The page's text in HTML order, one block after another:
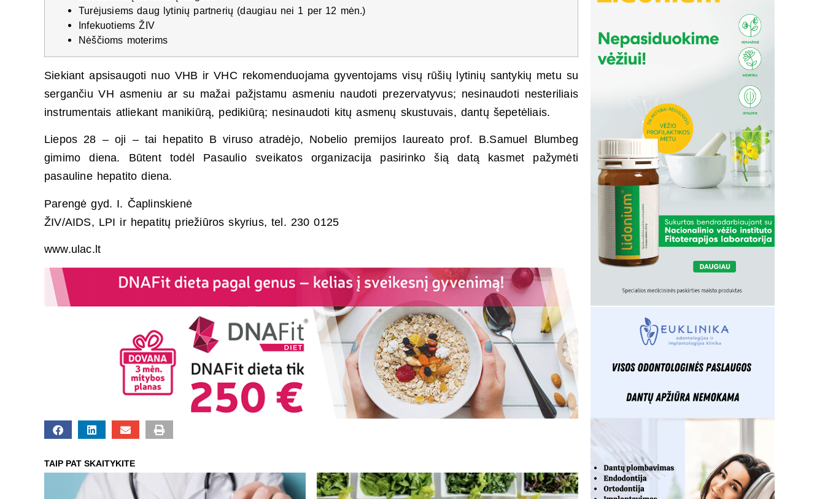
Turėjusiems daug lytinių partnerių (daugiau nei 1 per 12 mėn.)
Infekuotiems ŽIV
Nėščioms moterims
Siekiant apsisaugoti nuo VHB ir VHC rekomenduojama gyventojams visų rūšių lytinių santykių metu su
sergančiu VH asmeniu ar su mažai pažįstamu asmeniu naudoti prezervatyvus; nesinaudoti nesteriliais
instrumentais atliekant manikiūrą, pedikiūrą; nesinaudoti kitų asmenų skustuvais, dantų šepetėliais.
Liepos 28 – oji – tai hepatito B viruso atradėjo, Nobelio premijos laureato prof. B.Samuel Blumbeg
gimimo diena. Būtent todėl Pasaulio sveikatos organizacija pasirinko šią datą kasmet pažymėti
pasauline hepatito diena.
Parengė gyd. I. Čaplinskienė
ŽIV/AIDS, LPI ir hepatitų priežiūros skyrius, tel. 230 0125
www.ulac.lt
TAIP PAT SKAITYKITE